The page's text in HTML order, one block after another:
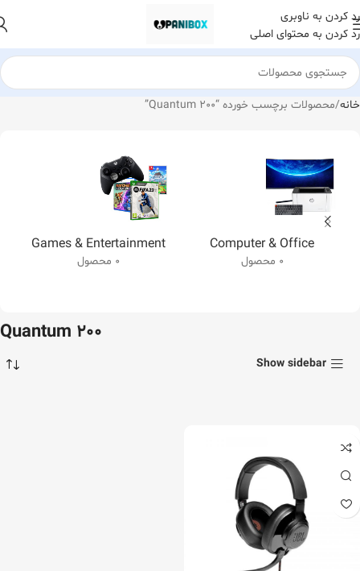
رد کردن به ناوبری
رد کردن به محتوای اصلی
خانه محصولات برچسب خورده “Quantum 200”
Computer & Office
0 محصول
Games & Entertainment
0 محصول
Quantum 200
Show sidebar